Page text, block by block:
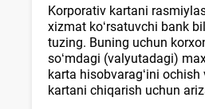
Korporativ kartani
хizmat koʻrsatuvchi bank
tuzing. Buning uchun
soʻmdagi (valyutadagi)
karta hisobvaragʻini
kartani chiqarish uchun